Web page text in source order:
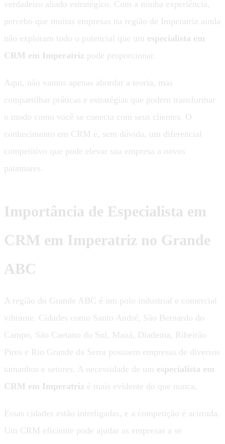
verdadeiro aliado estratégico. Com a minha experiência,
percebo que muitas empresas na região de Imperatriz ainda
não exploram todo o potencial que um especialista em
CRM em Imperatriz pode proporcionar.
Aqui, não vamos apenas abordar a teoria, mas
compartilhar práticas e estratégias que podem transformar
o modo como você se conecta com seus clientes. O
conhecimento em CRM é, sem dúvida, um diferencial
competitivo que pode elevar sua empresa a novos
patamares.
Importância de Especialista em
CRM em Imperatriz no Grande
ABC
A região do Grande ABC é um polo industrial e comercial
vibrante. Cidades como Santo André, São Bernardo do
Campo, São Caetano do Sul, Mauá, Diadema, Ribeirão
Pires e Rio Grande da Serra possuem empresas de diversos
tamanhos e setores. A necessidade de um especialista em
CRM em Imperatriz é mais evidente do que nunca.
Essas cidades estão interligadas, e a competição é acirrada.
Um CRM eficiente pode ajudar as empresas a se